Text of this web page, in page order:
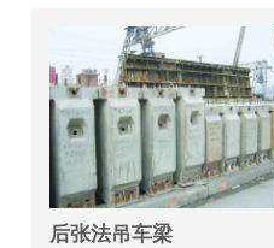
后张法吊车梁